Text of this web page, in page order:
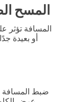
المسح
المسافة تؤثر
أو بعيدة
ضبط المسافة